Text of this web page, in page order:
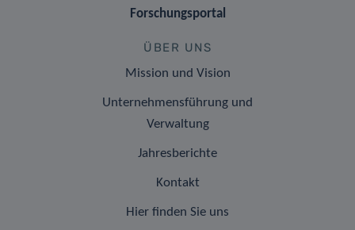
Forschungsportal
ÜBER UNS
Mission und Vision
Unternehmensführung und
Verwaltung
Jahresberichte
Kontakt
Hier finden Sie uns